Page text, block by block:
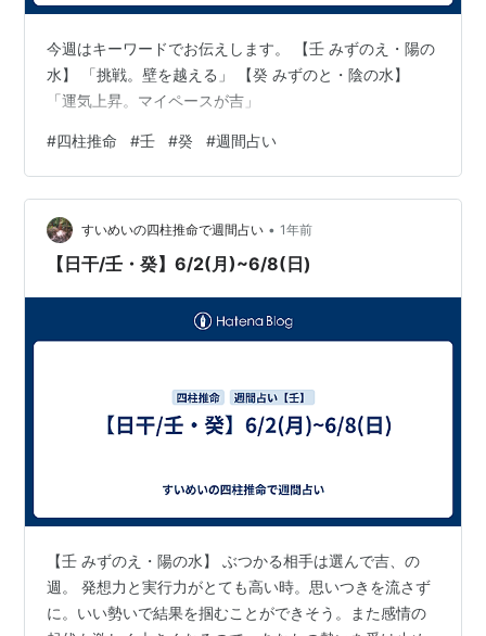
今週はキーワードでお伝えします。 【壬 みずのえ・陽の
水】 「挑戦。壁を越える」 【癸 みずのと・陰の水】
「運気上昇。マイペースが吉」
#四柱推命 #壬 #癸 #週間占い
すいめいの四柱推命で週間占い • 1年前
【日干/壬・癸】6/2(月)~6/8(日)
【壬 みずのえ・陽の水】 ぶつかる相手は選んで吉、の
週。 発想力と実行力がとても高い時。思いつきを流さず
に。いい勢いで結果を掴むことができそう。また感情の